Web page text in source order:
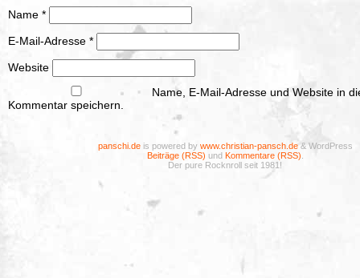
Name *
E-Mail-Adresse *
Website
Name, E-Mail-Adresse und Website in
Kommentar speichern.
panschi.deis powered by www.christian-pansch.de& WordPress
Beiträge (RSS) und Kommentare (RSS)
Der pure Rocknroll seit 1981!